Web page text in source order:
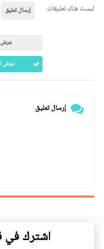
ليست هناك تعليقات إرسال تعليق
عرض
عرض
إرسال تعليق
اشترك في